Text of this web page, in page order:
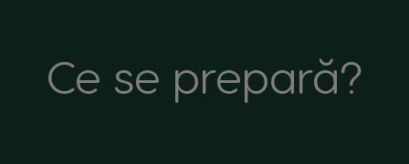
Ce se prepară?